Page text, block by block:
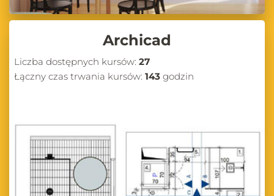
Archicad
Liczba dostępnych kursów: 27
Łączny czas trwania kursów: 143 godzin